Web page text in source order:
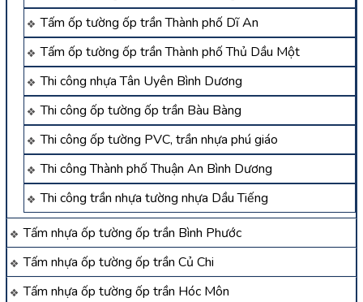
Tấm ốp tường ốp trần Thành phố Dĩ An
Tấm ốp tường ốp trần Thành phố Thủ Dầu Một
Thi công nhựa Tân Uyên Bình Dương
Thi công ốp tường ốp trần Bàu Bàng
Thi công ốp tường PVC, trần nhựa phú giáo
Thi công Thành phố Thuận An Bình Dương
Thi công trần nhựa tường nhựa Dầu Tiếng
Tấm nhựa ốp tường ốp trần Bình Phước
Tấm nhựa ốp tường ốp trần Củ Chi
Tấm nhựa ốp tường ốp trần Hóc Môn